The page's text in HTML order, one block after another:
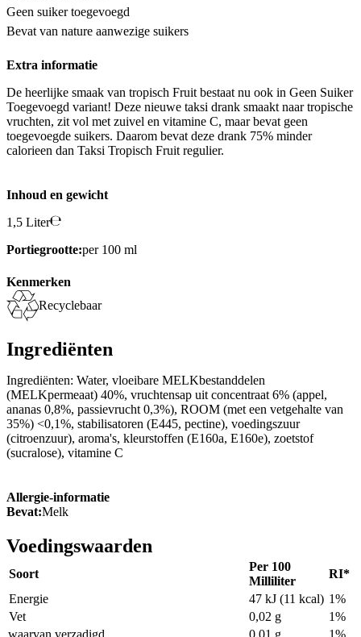
Geen suiker toegevoegd
Bevat van nature aanwezige suikers
Extra informatie
De heerlijke smaak van tropisch Fruit bestaat nu ook in Geen Suiker
Toegevoegd variant! Deze nieuwe taksi drank smaakt naar tropische
vruchten, zit vol met zuivel en vitamine C, maar bevat geen
toegevoegde suikers. Daarom bevat deze drank 75% minder
calorieen dan Taksi Tropisch Fruit regulier.
Inhoud en gewicht
1,5 Liter
Portiegrootte:per 100 ml
Kenmerken
Recyclebaar
Ingrediënten
Ingrediënten: Water, vloeibare MELKbestanddelen
(MELKpermeaat) 40%, vruchtensap uit concentraat 6% (appel,
ananas 0,8%, passievrucht 0,3%), ROOM (met een vetgehalte van
35%) <0,1%, stabilisatoren (E445, pectine), voedingszuur
(citroenzuur), aroma's, kleurstoffen (E160a, E160e), zoetstof
(sucralose), vitamine C
Allergie-informatie
Bevat:Melk
Voedingswaarden
Soort
Per 100
Milliliter
RI*
Energie
47 kJ (11 kcal) 1%
Vet
0,02 g
1%
waarvan verzadigd
0,01 g
1%